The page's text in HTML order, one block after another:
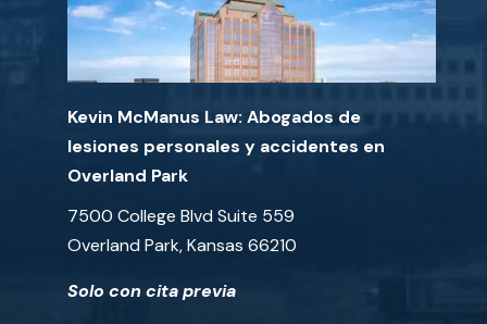
Kevin McManus Law: Abogados de
lesiones personales y accidentes en
Overland Park
7500 College Blvd Suite 559
Overland Park, Kansas 66210
Solo con cita previa